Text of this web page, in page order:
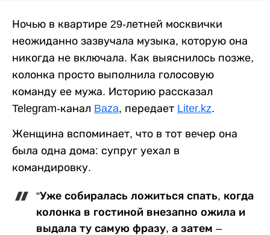
Ночью в квартире 29-летней москвички
неожиданно зазвучала музыка, которую она
никогда не включала. Как выяснилось позже,
колонка просто выполнила голосовую
команду ее мужа. Историю рассказал
Telegram-канал Baza, передает Liter.kz.
Женщина вспоминает, что в тот вечер она
была одна дома: супруг уехал в
командировку.
“Уже собиралась ложиться спать, когда
колонка в гостиной внезапно ожила и
выдала ту самую фразу, а затем –